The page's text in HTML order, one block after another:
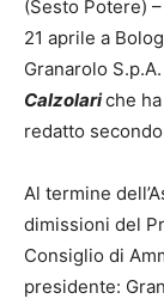
(Sesto Potere)
21 aprile a
Granarolo
Calzolariche
redatto
Al termine
dimissioni del
Consiglio di
presidente: